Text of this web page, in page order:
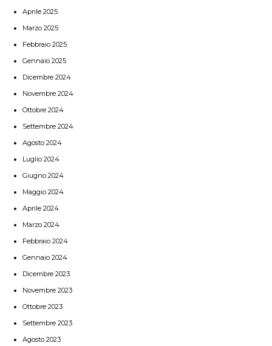
Aprile 2025
Marzo 2025
Febbraio 2025
Gennaio 2025
Dicembre 2024
Novembre 2024
Ottobre 2024
Settembre 2024
Agosto 2024
Luglio 2024
Giugno 2024
Maggio 2024
Aprile 2024
Marzo 2024
Febbraio 2024
Gennaio 2024
Dicembre 2023
Novembre 2023
Ottobre 2023
Settembre 2023
Agosto 2023